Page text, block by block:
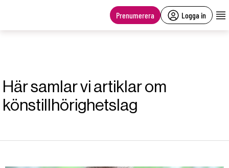
Prenumerera Logga in
Här samlar vi artiklar om
könstillhörighetslag